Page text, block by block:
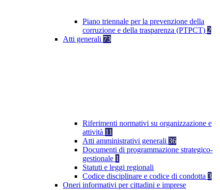
Piano triennale per la prevenzione della
corruzione e della trasparenza (PTPCT) 2
Atti generali 73
Riferimenti normativi su organizzazione e
attività 11
Atti amministrativi generali 36
Documenti di programmazione strategico-
gestionale 1
Statuti e leggi regionali
Codice disciplinare e codice di condotta 3
Oneri informativi per cittadini e imprese